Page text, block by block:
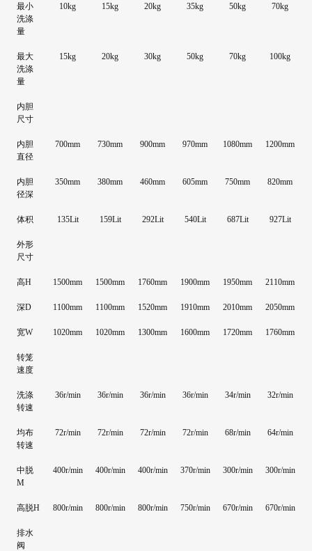
最小
洗涤
量
10kg 15kg 20kg 35kg 50kg 70kg
最大
洗涤
量
15kg 20kg 30kg 50kg 70kg 100kg
内胆
尺寸
内胆
直径
700mm 730mm 900mm 970mm 1080mm 1200mm
内胆
径深
350mm 380mm 460mm 605mm 750mm 820mm
体积 135Lit 159Lit 292Lit 540Lit 687Lit 927Lit
外形
尺寸
高H 1500mm 1500mm 1760mm 1900mm 1950mm 2110mm
深D 1100mm 1100mm 1520mm 1910mm 2010mm 2050mm
宽W 1020mm 1020mm 1300mm 1600mm 1720mm 1760mm
转笼
速度
洗涤
转速
36r/min 36r/min 36r/min 36r/min 34r/min 32r/min
均布
转速
72r/min 72r/min 72r/min 72r/min 68r/min 64r/min
中脱
M
400r/min 400r/min 400r/min 370r/min 300r/min 300r/min
高脱H 800r/min 800r/min 800r/min 750r/min 670r/min 670r/min
排水
阀